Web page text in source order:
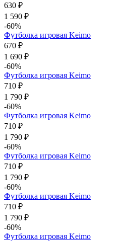
630 ₽
1 590 ₽
-60%
Футболка игровая Keimo
670 ₽
1 690 ₽
-60%
Футболка игровая Keimo
710 ₽
1 790 ₽
-60%
Футболка игровая Keimo
710 ₽
1 790 ₽
-60%
Футболка игровая Keimo
710 ₽
1 790 ₽
-60%
Футболка игровая Keimo
710 ₽
1 790 ₽
-60%
Футболка игровая Keimo